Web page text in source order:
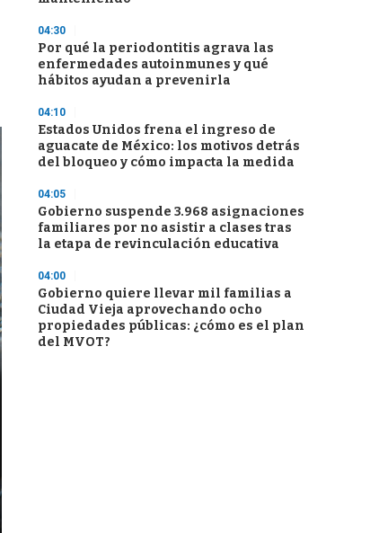
04:30
Por qué la periodontitis agrava las
enfermedades autoinmunes y qué
hábitos ayudan a prevenirla
04:10
Estados Unidos frena el ingreso de
aguacate de México: los motivos detrás
del bloqueo y cómo impacta la medida
04:05
Gobierno suspende 3.968 asignaciones
familiares por no asistir a clases tras
la etapa de revinculación educativa
04:00
Gobierno quiere llevar mil familias a
Ciudad Vieja aprovechando ocho
propiedades públicas: ¿cómo es el plan
del MVOT?